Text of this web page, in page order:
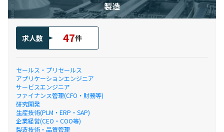
製造
求人数 47件
セールス・プリセールス
アプリケーションエンジニア
サービスエンジニア
ファイナンス管理(CFO・財務等)
研究開発
生産技術(PLM・ERP・SAP)
企業経営(CEO・COO等)
製造技術・品質管理